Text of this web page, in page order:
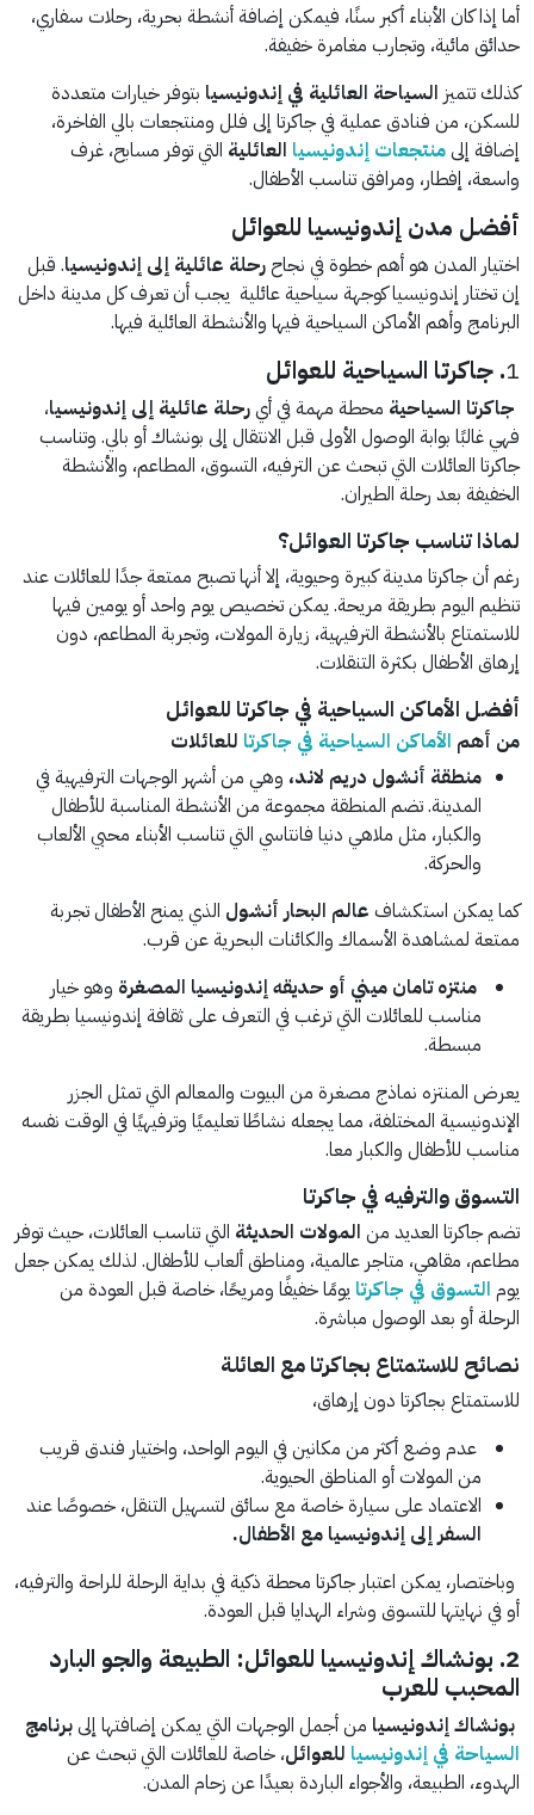
أما إذا كان الأبناء أكبر سنًا، فيمكن إضافة أنشطة بحرية، رحلات سفاري،
حدائق مائية، وتجارب مغامرة خفيفة.
كذلك تتميز السياحة العائلية في إندونيسيا بتوفر خيارات متعددة
للسكن، من فنادق عملية في جاكرتا إلى فلل ومنتجعات بالي الفاخرة،
إضافة إلىمنتجعات إندونيسيا العائلية التي توفر مسابح، غرف
واسعة، إفطار، ومرافق تناسب الأطفال.
أفضل مدن إندونيسيا للعوائل
اختيار المدن هو أهم خطوة في نجاحرحلة عائلية إلى إندونيسيا. قبل
إن تختار إندونيسيا كوجهة سياحية عائلية يجب أن تعرف كل مدينة داخل
البرنامج وأهم الأماكن السياحية فيها والأنشطة العائلية فيها.
1. جاكرتا السياحية للعوائل
جاكرتا السياحية محطة مهمة في أيرحلة عائلية إلى إندونيسيا،
فهي غالبًا بوابة الوصول الأولى قبل الانتقال إلى بونشاك أو بالي. وتناسب
جاكرتا العائلات التي تبحث عن الترفيه، التسوق، المطاعم، والأنشطة
الخفيفة بعد رحلة الطيران.
لماذا تناسب جاكرتا العوائل؟
رغم أن جاكرتا مدينة كبيرة وحيوية، إلا أنها تصبح ممتعة جدًا للعائلات عند
تنظيم اليوم بطريقة مريحة. يمكن تخصيص يوم واحد أو يومين فيها
للاستمتاع بالأنشطة الترفيهية، زيارة المولات، وتجربة المطاعم، دون
إرهاق الأطفال بكثرة التنقلات.
أفضل الأماكن السياحية في جاكرتا للعوائل
من أهم الأماكن السياحية في جاكرتا للعائلات
منطقة أنشول دريم لاند، وهي من أشهر الوجهات الترفيهية في
المدينة. تضم المنطقة مجموعة من الأنشطة المناسبة للأطفال
والكبار، مثل ملاهي دنيا فانتاسي التي تناسب الأبناء محبي الألعاب
والحركة.
كما يمكن استكشاف عالم البحار أنشول الذي يمنح الأطفال تجربة
ممتعة لمشاهدة الأسماك والكائنات البحرية عن قرب.
منتزه تامان ميني أو حديقه إندونيسيا المصغرة وهو خيار
مناسب للعائلات التي ترغب في التعرف على ثقافة إندونيسيا بطريقة
مبسطة.
يعرض المنتزه نماذج مصغرة من البيوت والمعالم التي تمثل الجزر
الإندونيسية المختلفة، مما يجعله نشاطًا تعليميًا وترفيهيًا في الوقت نفسه
مناسب للأطفال والكبار معا.
التسوق والترفيه في جاكرتا
تضم جاكرتا العديد من المولات الحديثة التي تناسب العائلات، حيث توفر
مطاعم، مقاهي، متاجر عالمية، ومناطق ألعاب للأطفال. لذلك يمكن جعل
يوم التسوق في جاكرتا يومًا خفيفًا ومريحًا، خاصة قبل العودة من
الرحلة أو بعد الوصول مباشرة.
نصائح للاستمتاع بجاكرتا مع العائلة
للاستمتاع بجاكرتا دون إرهاق،
عدم وضع أكثر من مكانين في اليوم الواحد، واختيار فندق قريب
من المولات أو المناطق الحيوية.
الاعتماد على سيارة خاصة مع سائق لتسهيل التنقل، خصوصًا عند
السفر إلى إندونيسيا مع الأطفال.
وباختصار، يمكن اعتبار جاكرتا محطة ذكية في بداية الرحلة للراحة والترفيه،
أو في نهايتها للتسوق وشراء الهدايا قبل العودة.
2. بونشاك إندونيسيا للعوائل: الطبيعة والجو البارد
المحبب للعرب
بونشاك إندونيسيا من أجمل الوجهات التي يمكن إضافتها إلىبرنامج
السياحة في إندونيسيا للعوائل، خاصة للعائلات التي تبحث عن
الهدوء، الطبيعة، والأجواء الباردة بعيدًا عن زحام المدن.